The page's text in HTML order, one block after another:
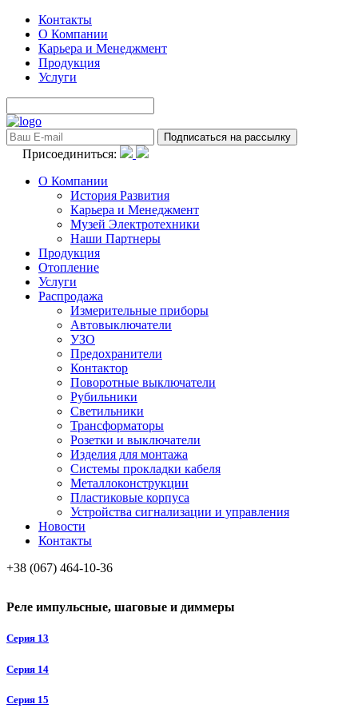
Контакты
О Компании
Карьера и Менеджмент
Продукция
Услуги
Присоединиться:
О Компании
История Развития
Карьера и Менеджмент
Музей Электротехники
Наши Партнеры
Продукция
Отопление
Услуги
Распродажа
Измерительные приборы
Автовыключатели
УЗО
Предохранители
Контактор
Поворотные выключатели
Рубильники
Светильники
Трансформаторы
Розетки и выключатели
Изделия для монтажа
Системы прокладки кабеля
Металлоконcтрукции
Пластиковые корпуса
Устройства сигнализации и управления
Новости
Контакты
+38 (067) 464-10-36
Реле импульсные, шаговые и диммеры
Серия 13
Серия 14
Серия 15